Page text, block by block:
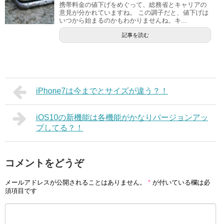
携帯料金の値下げをめぐって、総務省とキャリアの
意見が分かれていますね。 この調子だと、値下げは
いつから始まるのかもわかりませんね。キ...
記事を読む
iPhone7は今までとサイズが違う？！
iOS10の新機能は各機能がかなりバージョンアッ
プしてる？！
コメントをどうぞ
メールアドレスが公開されることはありません。 * が付いている欄は必
須項目です